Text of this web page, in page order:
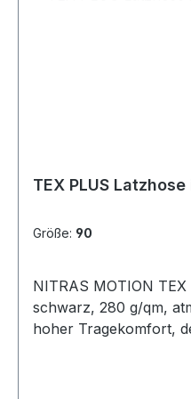
TEX PLUS
Größe: 90
NITRAS MOTION TEX PLUS
schwarz, 280 g/qm,
hoher Tragekomfort,